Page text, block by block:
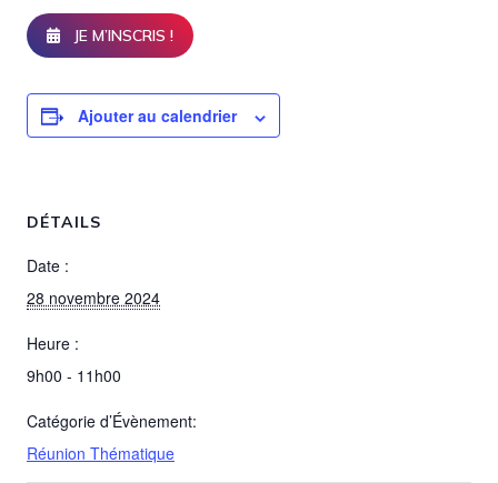
JE M’INSCRIS !
Ajouter au calendrier
DÉTAILS
Date :
28 novembre 2024
Heure :
9h00 - 11h00
Catégorie d’Évènement:
Réunion Thématique